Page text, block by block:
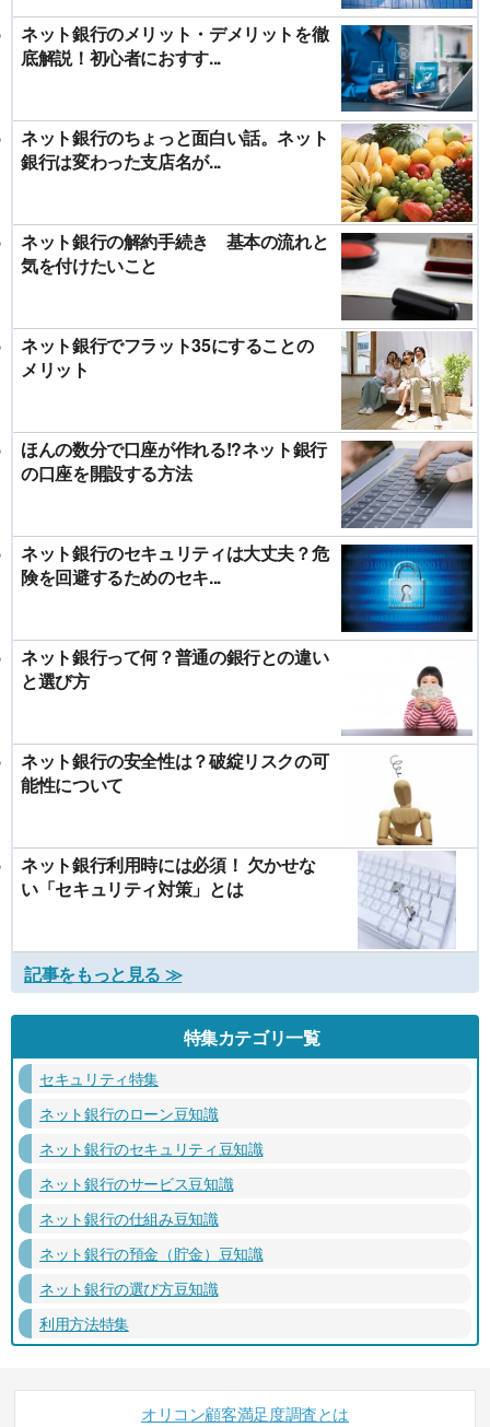
ネット銀行のメリット・デメリットを徹
底解説！初心者におすす...
ネット銀行のちょっと面白い話。ネット
銀行は変わった支店名が...
ネット銀行の解約手続き 基本の流れと
気を付けたいこと
ネット銀行でフラット35にすることの
メリット
ほんの数分で口座が作れる!?ネット銀行
の口座を開設する方法
ネット銀行のセキュリティは大丈夫？危
険を回避するためのセキ...
ネット銀行って何？普通の銀行との違い
と選び方
ネット銀行の安全性は？破綻リスクの可
能性について
ネット銀行利用時には必須！ 欠かせな
い「セキュリティ対策」とは
記事をもっと見る ≫
特集カテゴリ一覧
セキュリティ特集
ネット銀行のローン豆知識
ネット銀行のセキュリティ豆知識
ネット銀行のサービス豆知識
ネット銀行の仕組み豆知識
ネット銀行の預金（貯金）豆知識
ネット銀行の選び方豆知識
利用方法特集
オリコン顧客満足度調査とは